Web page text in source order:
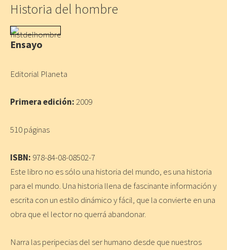
Historia del hombre
Ensayo
Editorial Planeta
Primera edición:2009
510 páginas
ISBN: 978-84-08-08502-7
Este libro no es sólo una historia del mundo, es una historia
para el mundo. Una historia llena de fascinante información y
escrita con un estilo dinámico y fácil, que la convierte en una
obra que el lector no querrá abandonar.
Narra las peripecias del ser humano desde que nuestros